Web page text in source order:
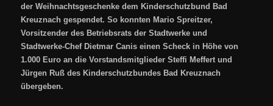
der Weihnachtsgeschenke dem Kinderschutzbund Bad
Kreuznach gespendet. So konnten Mario Spreitzer,
Vorsitzender des Betriebsrats der Stadtwerke und
Stadtwerke-Chef Dietmar Canis einen Scheck in Höhe von
1.000 Euro an die Vorstandsmitglieder Steffi Meffert und
Jürgen Ruß des Kinderschutzbundes Bad Kreuznach
übergeben.